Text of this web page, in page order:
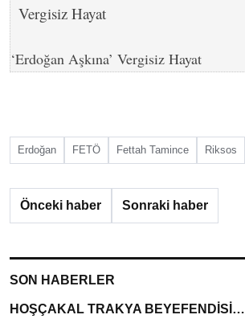
‘Erdoğan Aşkına’ Vergisiz Hayat
Erdoğan FETÖ Fettah Tamince Riksos
Önceki haber Sonraki haber
SON HABERLER
HOŞÇAKAL TRAKYA BEYEFENDİSİ…